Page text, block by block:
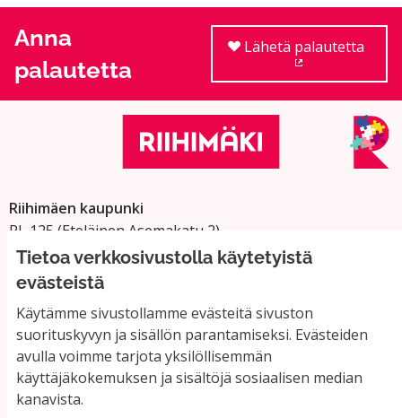
Tietoa verkkosivustolla käytetyistä
evästeistä
Käytämme sivustollamme evästeitä sivuston
suorituskyvyn ja sisällön parantamiseksi. Evästeiden
avulla voimme tarjota yksilöllisemmän
käyttäjäkokemuksen ja sisältöjä sosiaalisen median
kanavista.
Anna
palautetta
Lähetä palautetta
Riihimäen kaupunki
PL 125 (Eteläinen Asemakatu 2)
11101 Riihimäki
Vaihde: 019 758 4000
Sähköpostiosoitteet:
etunimi.sukunimi@riihimaki.fi
Yhteystiedot ja usein kysyttyä
Käyttöehdot